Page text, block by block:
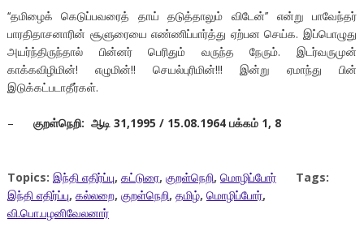
‘‘தமிழைக் கெடுப்பவரைத் தாய் தடுத்தாலும் விடேன்’’ என்று பாவேந்தர்
பாரதிதாசனாரின் சூளுரையை எண்ணிப்பார்த்து ஏற்பன செய்க. இப்பொழுது
அயர்ந்திருந்தால் பின்னர் பெரிதும் வருந்த நேரும். இடர்வருமுன்
காக்கவிழிமின்! எழுமின்!! செயல்புரிமின்!!! இன்று ஏமாந்து பின்
இடுக்கட்படாதீர்கள்.
– குறள்நெறி: ஆடி 31,1995 / 15.08.1964 பக்கம் 1, 8
Topics: இந்தி எதிர்ப்பு, கட்டுரை, குறள்நெறி, மொழிப்போர்
Tags:
இந்தி எதிர்ப்பு, கல்லறை, குறள்நெறி, தமிழ், மொழிப்போர்,
வி.பொ.பழனிவேலனார்